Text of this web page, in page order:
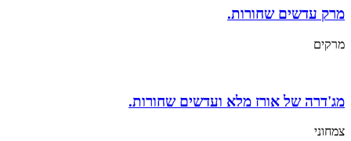
מרק עדשים שחורות.
מרקים
מג'דרה של אורז מלא ועדשים שחורות.
צמחוני